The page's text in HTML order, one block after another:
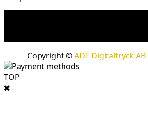
Copyright ©ADT Digitaltryck AB
TOP